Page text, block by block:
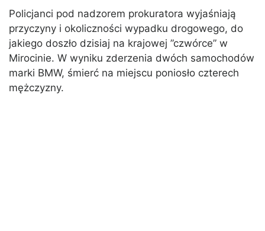
Policjanci pod nadzorem prokuratora wyjaśniają
przyczyny i okoliczności wypadku drogowego, do
jakiego doszło dzisiaj na krajowej ”czwórce” w
Mirocinie. W wyniku zderzenia dwóch samochodów
marki BMW, śmierć na miejscu poniosło czterech
mężczyzny.